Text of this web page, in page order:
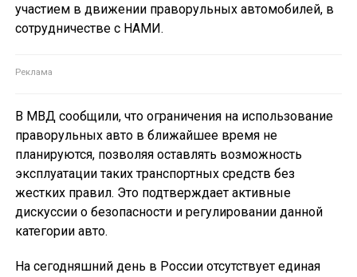
участием в движении праворульных автомобилей, в
сотрудничестве с НАМИ.
В МВД сообщили, что ограничения на использование
праворульных авто в ближайшее время не
планируются, позволяя оставлять возможность
эксплуатации таких транспортных средств без
жестких правил. Это подтверждает активные
дискуссии о безопасности и регулировании данной
категории авто.
На сегодняшний день в России отсутствует единая